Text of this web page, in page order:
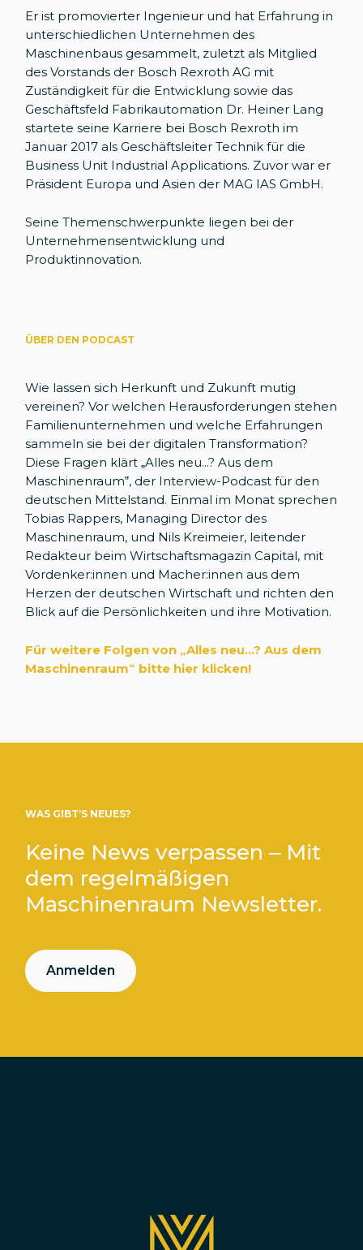
Er ist promovierter Ingenieur und hat Erfahrung in
unterschiedlichen Unternehmen des
Maschinenbaus gesammelt, zuletzt als Mitglied
des Vorstands der Bosch Rexroth AG mit
Zuständigkeit für die Entwicklung sowie das
Geschäftsfeld Fabrikautomation Dr. Heiner Lang
startete seine Karriere bei Bosch Rexroth im
Januar 2017 als Geschäftsleiter Technik für die
Business Unit Industrial Applications. Zuvor war er
Präsident Europa und Asien der MAG IAS GmbH.
Seine Themenschwerpunkte liegen bei der
Unternehmensentwicklung und
Produktinnovation.
ÜBER DEN PODCAST
Wie lassen sich Herkunft und Zukunft mutig
vereinen? Vor welchen Herausforderungen stehen
Familienunternehmen und welche Erfahrungen
sammeln sie bei der digitalen Transformation?
Diese Fragen klärt „Alles neu...? Aus dem
Maschinenraum”, der Interview-Podcast für den
deutschen Mittelstand. Einmal im Monat sprechen
Tobias Rappers, Managing Director des
Maschinenraum, und Nils Kreimeier, leitender
Redakteur beim Wirtschaftsmagazin Capital, mit
Vordenker:innen und Macher:innen aus dem
Herzen der deutschen Wirtschaft und richten den
Blick auf die Persönlichkeiten und ihre Motivation.
Für weitere Folgen von „Alles neu...? Aus dem
Maschinenraum“ bitte hier klicken!
WAS GIBT’S NEUES?
Keine News verpassen – Mit
dem regelmäßigen
Maschinenraum Newsletter.
Anmelden